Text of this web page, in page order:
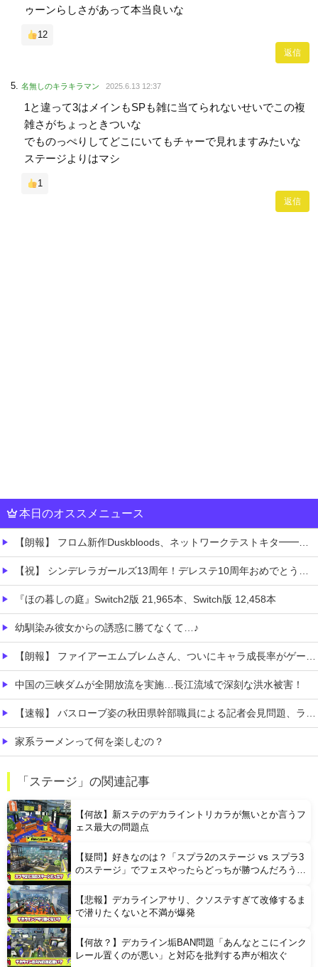
ゥーンらしさがあって本当良いな
12
返信
名無しのキラキラマン 2025.6.13 12:37
1と違って3はメインもSPも雑に当てられないせいでこの複
雑さがちょっときついな
でものっぺりしてどこにいてもチャーで見れますみたいな
ステージよりはマシ
1
返信
本日のオススメニュース
【朗報】 フロム新作Duskbloods、ネットワークテストキタ━━━━(゜∀゜)━━━━!!
【祝】 シンデレラガールズ13周年！デレステ10周年おめでとう！ガチャ更新SSR八神マキノ・イベントSRイヴ、SR望月聖！
『ほの暮しの庭』Switch2版 21,965本、Switch版 12,458本
幼馴染み彼女からの誘惑に勝てなくて…♪
【朗報】 ファイアーエムブレムさん、ついにキャラ成長率がゲーム内で見れるようになる
中国の三峡ダムが全開放流を実施…長江流域で深刻な洪水被害！
【速報】 バスローブ姿の秋田県幹部職員による記者会見問題、ラブホテルからの参加だと特定「体調が優れなかったため...」とは何だったのか
家系ラーメンって何を楽しむの？
【AI】 AI使い自然界にないウイルスを作製 米スタンフォード大学が成果発表
Powered by livedoor 相互RSS
「ステージ」の関連記事
【何故】新ステのデカライントリカラが無いとか言うフ
ェス最大の問題点
【疑問】好きなのは？「スプラ2のステージ vs スプラ3
のステージ」でフェスやったらどっちが勝つんだろう
【悲報】デカラインアサリ、クソステすぎて改修するま
で潜りたくないと不満が爆発
【何故？】デカライン垢BAN問題「あんなとこにインク
レール置くのが悪い」と対応を批判する声が相次ぐ